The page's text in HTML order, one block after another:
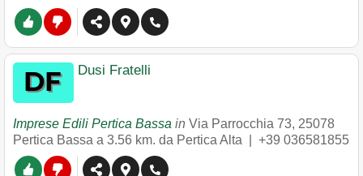
Dusi Fratelli
Imprese Edili Pertica Bassa in Via Parrocchia 73, 25078
Pertica Bassa a 3.56 km. da Pertica Alta | +39 036581855